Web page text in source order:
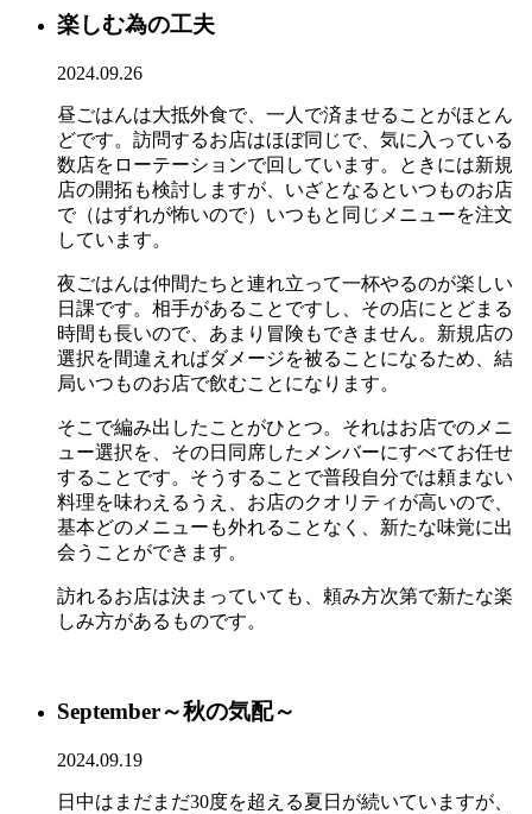
楽しむ為の工夫
2024.09.26
昼ごはんは大抵外食で、一人で済ませることがほとん
どです。訪問するお店はほぼ同じで、気に入っている
数店をローテーションで回しています。ときには新規
店の開拓も検討しますが、いざとなるといつものお店
で（はずれが怖いので）いつもと同じメニューを注文
しています。
夜ごはんは仲間たちと連れ立って一杯やるのが楽しい
日課です。相手があることですし、その店にとどまる
時間も長いので、あまり冒険もできません。新規店の
選択を間違えればダメージを被ることになるため、結
局いつものお店で飲むことになります。
そこで編み出したことがひとつ。それはお店でのメニ
ュー選択を、その日同席したメンバーにすべてお任せ
することです。そうすることで普段自分では頼まない
料理を味わえるうえ、お店のクオリティが高いので、
基本どのメニューも外れることなく、新たな味覚に出
会うことができます。
訪れるお店は決まっていても、頼み方次第で新たな楽
しみ方があるものです。
September～秋の気配～
2024.09.19
日中はまだまだ30度を超える夏日が続いていますが、